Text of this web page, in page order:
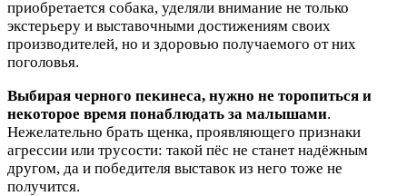
приобретается собака, уделяли внимание не только
экстерьеру и выставочными достижениям своих
производителей, но и здоровью получаемого от них
поголовья.
Выбирая черного пекинеса, нужно не торопиться и
некоторое время понаблюдать за малышами.
Нежелательно брать щенка, проявляющего признаки
агрессии или трусости: такой пёс не станет надёжным
другом, да и победителя выставок из него тоже не
получится.